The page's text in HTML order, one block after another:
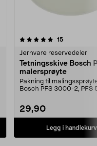
15anmeldelser
Jernvare reservedeler
Tetningsskive Bosch
malersprøyte
Pakning til
Bosch PFS 3000-2, PFS
29,90
Legg i handlekurv
4.5 av 5 stjerner